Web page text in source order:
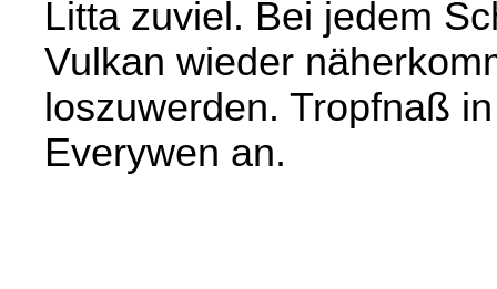
Litta zuviel. Bei jedem
Vulkan wieder
loszuwerden. Tropfnaß
Everywen an.